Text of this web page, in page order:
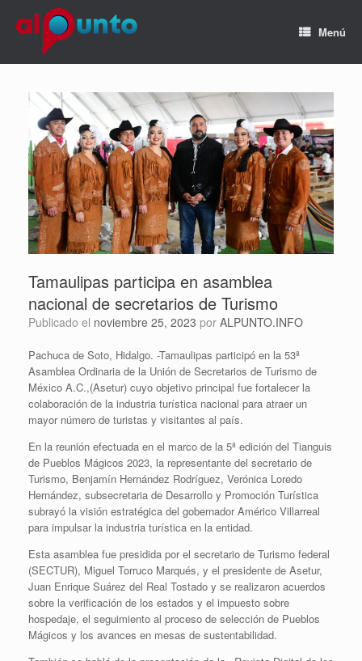
Menú
Tamaulipas participa en asamblea
nacional de secretarios de Turismo
Publicado el noviembre 25, 2023 por ALPUNTO.INFO
Pachuca de Soto, Hidalgo. -Tamaulipas participó en la 53ª
Asamblea Ordinaria de la Unión de Secretarios de Turismo de
México A.C.,(Asetur) cuyo objetivo principal fue fortalecer la
colaboración de la industria turística nacional para atraer un
mayor número de turistas y visitantes al país.
En la reunión efectuada en el marco de la 5ª edición del Tianguis
de Pueblos Mágicos 2023, la representante del secretario de
Turismo, Benjamín Hernández Rodríguez, Verónica Loredo
Hernández, subsecretaria de Desarrollo y Promoción Turística
subrayó la visión estratégica del gobernador Américo Villarreal
para impulsar la industria turística en la entidad.
Esta asamblea fue presidida por el secretario de Turismo federal
(SECTUR), Miguel Torruco Marqués, y el presidente de Asetur,
Juan Enrique Suárez del Real Tostado y se realizaron acuerdos
sobre la verificación de los estados y el impuesto sobre
hospedaje, el seguimiento al proceso de selección de Pueblos
Mágicos y los avances en mesas de sustentabilidad.